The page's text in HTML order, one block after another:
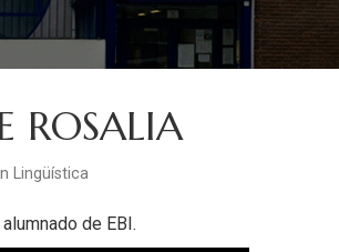
ROSALIA
Lingüística
de EBI.